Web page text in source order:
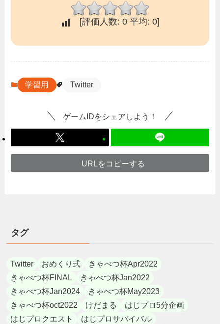
[評価人数: 0平均: 0]
学習用 Twitter
ゲームIDをシェアしよう！
URLをコピーする
タグ
Twitter おめくり式
きゃべつ杯Apr2022
きゃべつ杯FINAL
きゃべつ杯Jan2022
きゃべつ杯Jan2024
きゃべつ杯May2023
きゃべつ杯oct2022
けだまる
はじプロ5分企画
はじプロクエスト
はじプロサバイバル